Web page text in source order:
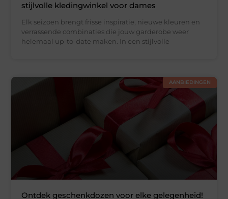
stijlvolle kledingwinkel voor dames
Elk seizoen brengt frisse inspiratie, nieuwe kleuren en
verrassende combinaties die jouw garderobe weer
helemaal up-to-date maken. In een stijlvolle
AANBIEDINGEN
Ontdek geschenkdozen voor elke gelegenheid!